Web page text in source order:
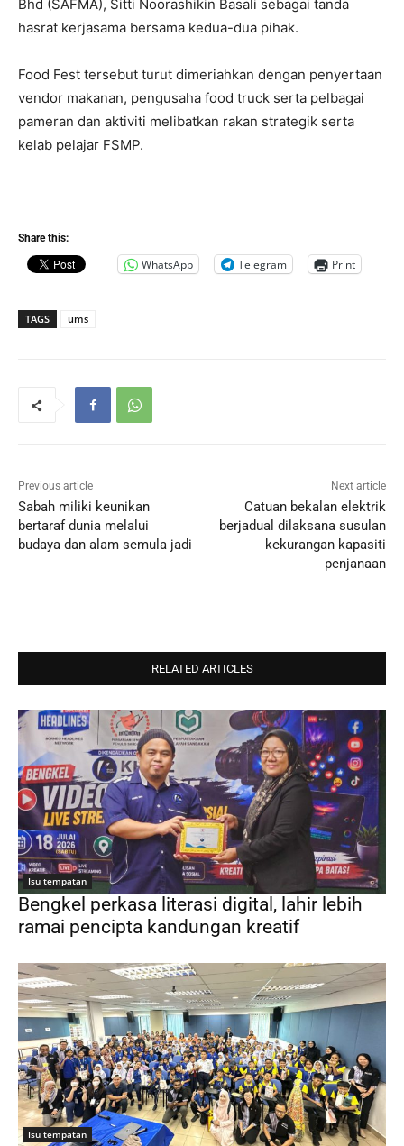
Bhd (SAFMA), Sitti Noorashikin Basali sebagai tanda
hasrat kerjasama bersama kedua-dua pihak.
Food Fest tersebut turut dimeriahkan dengan penyertaan
vendor makanan, pengusaha food truck serta pelbagai
pameran dan aktiviti melibatkan rakan strategik serta
kelab pelajar FSMP.
Share this:
WhatsApp Telegram Print
TAGS ums
Previous article
Sabah miliki keunikan
bertaraf dunia melalui
budaya dan alam semula jadi
Next article
Catuan bekalan elektrik
berjadual dilaksana susulan
kekurangan kapasiti
penjanaan
RELATED ARTICLES
Isu tempatan
Bengkel perkasa literasi digital, lahir lebih
ramai pencipta kandungan kreatif
Isu tempatan